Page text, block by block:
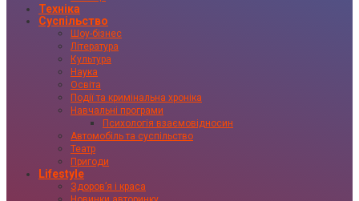
Техніка
Суспільство
Шоу-бізнес
Література
Культура
Наука
Освіта
Події та кримінальна хроніка
Навчальні програми
Психологія взаємовідносин
Автомобіль та суспільство
Театр
Пригоди
Lifestyle
Здоровʼя і краса